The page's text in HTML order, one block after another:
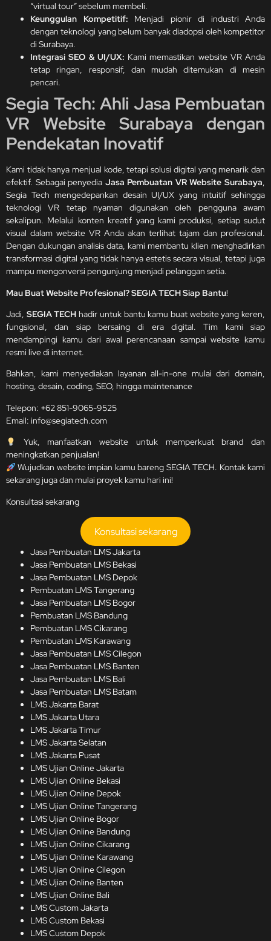
“virtual tour” sebelum membeli.
Keunggulan Kompetitif: Menjadi pionir di industri Anda
dengan teknologi yang belum banyak diadopsi oleh kompetitor
di Surabaya.
Integrasi SEO & UI/UX: Kami memastikan website VR Anda
tetap ringan, responsif, dan mudah ditemukan di mesin
pencari.
Segia Tech: Ahli Jasa Pembuatan
VR Website Surabaya dengan
Pendekatan Inovatif
Kami tidak hanya menjual kode, tetapi solusi digital yang menarik dan
efektif. Sebagai penyedia Jasa Pembuatan VR Website Surabaya,
Segia Tech mengedepankan desain UI/UX yang intuitif sehingga
teknologi VR tetap nyaman digunakan oleh pengguna awam
sekalipun. Melalui konten kreatif yang kami produksi, setiap sudut
visual dalam website VR Anda akan terlihat tajam dan profesional.
Dengan dukungan analisis data, kami membantu klien menghadirkan
transformasi digital yang tidak hanya estetis secara visual, tetapi juga
mampu mengonversi pengunjung menjadi pelanggan setia.
Mau Buat Website Profesional? SEGIA TECH Siap Bantu!
Jadi, SEGIA TECH hadir untuk bantu kamu buat website yang keren,
fungsional, dan siap bersaing di era digital. Tim kami siap
mendampingi kamu dari awal perencanaan sampai website kamu
resmi live di internet.
Bahkan, kami menyediakan layanan all-in-one mulai dari domain,
hosting, desain, coding, SEO, hingga maintenance
Telepon: +62 851-9065-9525
Email: info@segiatech.com
Yuk, manfaatkan website untuk memperkuat brand dan
meningkatkan penjualan!
Wujudkan website impian kamu bareng SEGIA TECH. Kontak kami
sekarang juga dan mulai proyek kamu hari ini!
Konsultasi sekarang
Konsultasi sekarang
Jasa Pembuatan LMS Jakarta
Jasa Pembuatan LMS Bekasi
Jasa Pembuatan LMS Depok
Pembuatan LMS Tangerang
Jasa Pembuatan LMS Bogor
Pembuatan LMS Bandung
Pembuatan LMS Cikarang
Pembuatan LMS Karawang
Jasa Pembuatan LMS Cilegon
Jasa Pembuatan LMS Banten
Jasa Pembuatan LMS Bali
Jasa Pembuatan LMS Batam
LMS Jakarta Barat
LMS Jakarta Utara
LMS Jakarta Timur
LMS Jakarta Selatan
LMS Jakarta Pusat
LMS Ujian Online Jakarta
LMS Ujian Online Bekasi
LMS Ujian Online Depok
LMS Ujian Online Tangerang
LMS Ujian Online Bogor
LMS Ujian Online Bandung
LMS Ujian Online Cikarang
LMS Ujian Online Karawang
LMS Ujian Online Cilegon
LMS Ujian Online Banten
LMS Ujian Online Bali
LMS Custom Jakarta
LMS Custom Bekasi
LMS Custom Depok